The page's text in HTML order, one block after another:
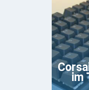
im